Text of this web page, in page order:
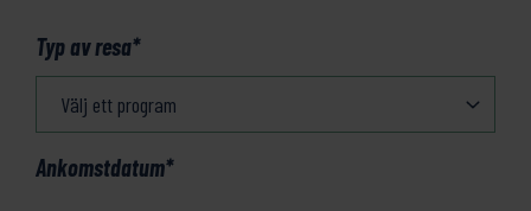
Typ av resa*
Ankomstdatum*